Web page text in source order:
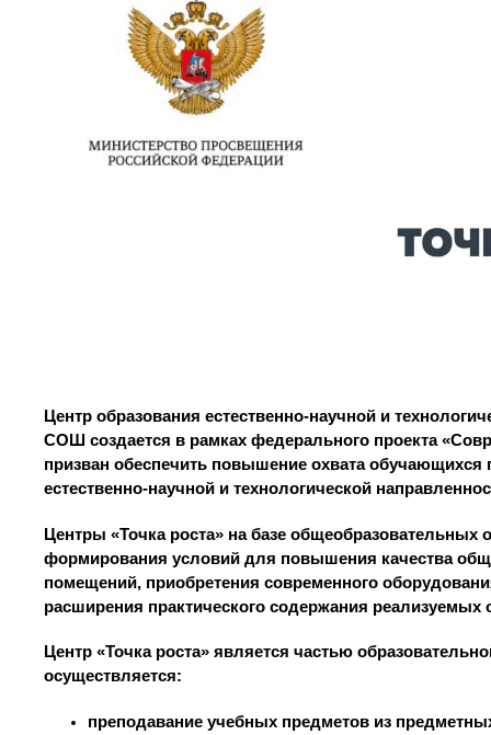
Центр образования естественно-научной и
СОШ создается в рамках федерального проекта
призван обеспечить повышение охвата
естественно-научной и технологической
Центры «Точка роста» на базе
формирования условий для повышения качества
помещений, приобретения современного
расширения практического содержания реализуемых
Центр «Точка роста» является частью
осуществляется:
преподавание учебных предметов из